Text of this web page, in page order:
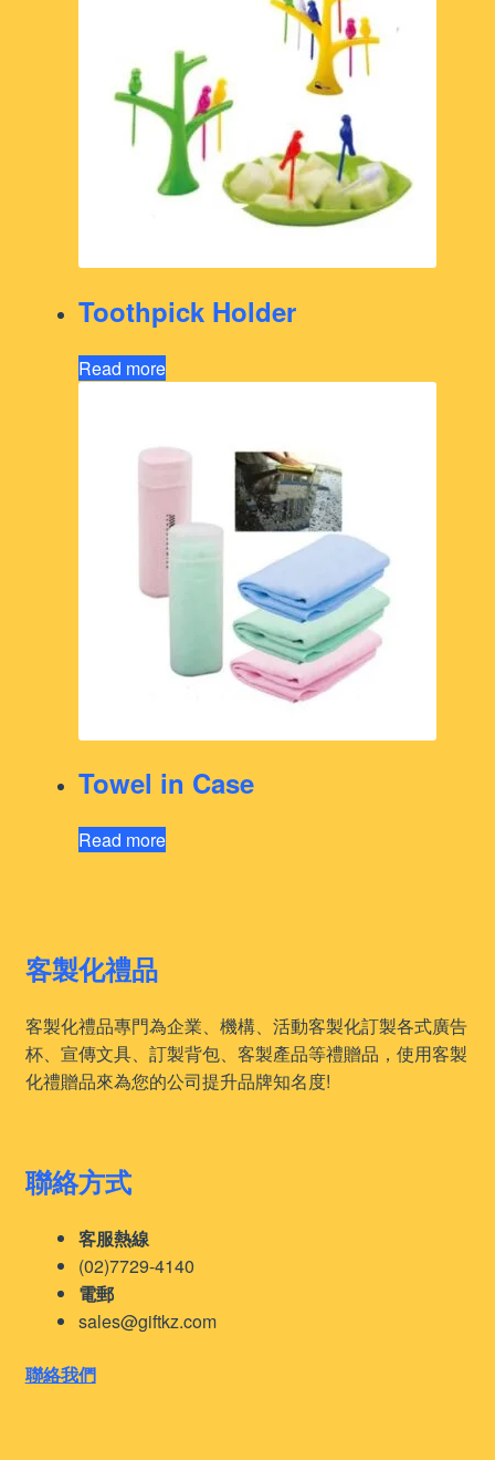
Toothpick Holder
Read more
Towel in Case
Read more
客製化禮品
客製化禮品專門為企業、機構、活動客製化訂製各式廣告
杯、宣傳文具、訂製背包、客製產品等禮贈品，使用客製
化禮贈品來為您的公司提升品牌知名度!
聯絡方式
客服熱線
(02)7729-4140
電郵
sales@giftkz.com
聯絡我們